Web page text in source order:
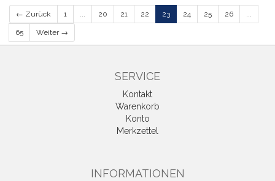
← Zurück 1 ... 20 21 22 23 24 25 26 ...
65 Weiter →
SERVICE
Kontakt
Warenkorb
Konto
Merkzettel
INFORMATIONEN